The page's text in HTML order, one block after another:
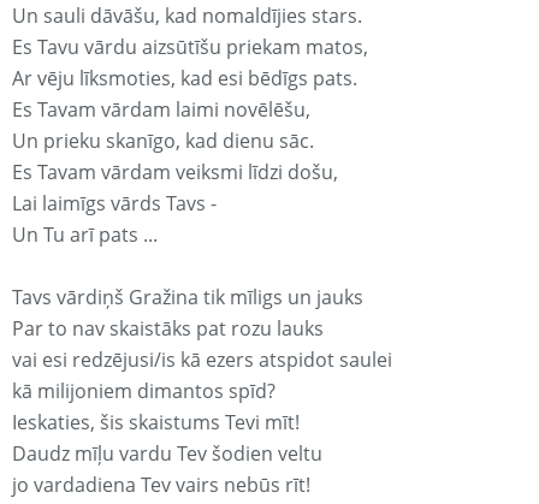
Un sauli dāvāšu, kad nomaldījies stars.
Es Tavu vārdu aizsūtīšu priekam matos,
Ar vēju līksmoties, kad esi bēdīgs pats.
Es Tavam vārdam laimi novēlēšu,
Un prieku skanīgo, kad dienu sāc.
Es Tavam vārdam veiksmi līdzi došu,
Lai laimīgs vārds Tavs -
Un Tu arī pats ...
Tavs vārdiņš Gražina tik mīligs un jauks
Par to nav skaistāks pat rozu lauks
vai esi redzējusi/is kā ezers atspidot saulei
kā milijoniem dimantos spīd?
Ieskaties, šis skaistums Tevi mīt!
Daudz mīļu vardu Tev šodien veltu
jo vardadiena Tev vairs nebūs rīt!